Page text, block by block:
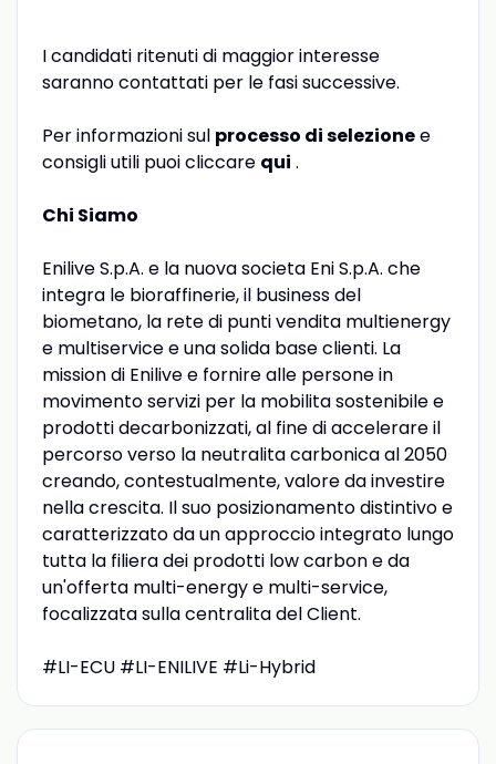
I candidati ritenuti di maggior interesse
saranno contattati per le fasi successive.
Per informazioni sul processo di selezionee
consigli utili puoi cliccare qui .
Chi Siamo
Enilive S.p.A. e la nuova societa Eni S.p.A. che
integra le bioraffinerie, il business del
biometano, la rete di punti vendita multienergy
e multiservice e una solida base clienti. La
mission di Enilive e fornire alle persone in
movimento servizi per la mobilita sostenibile e
prodotti decarbonizzati, al fine di accelerare il
percorso verso la neutralita carbonica al 2050
creando, contestualmente, valore da investire
nella crescita. Il suo posizionamento distintivo e
caratterizzato da un approccio integrato lungo
tutta la filiera dei prodotti low carbon e da
un'offerta multi-energy e multi-service,
focalizzata sulla centralita del Client.
#LI-ECU #LI-ENILIVE #Li-Hybrid